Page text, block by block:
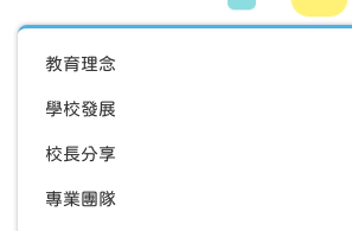
教育理念
學校發展
校長分享
專業團隊